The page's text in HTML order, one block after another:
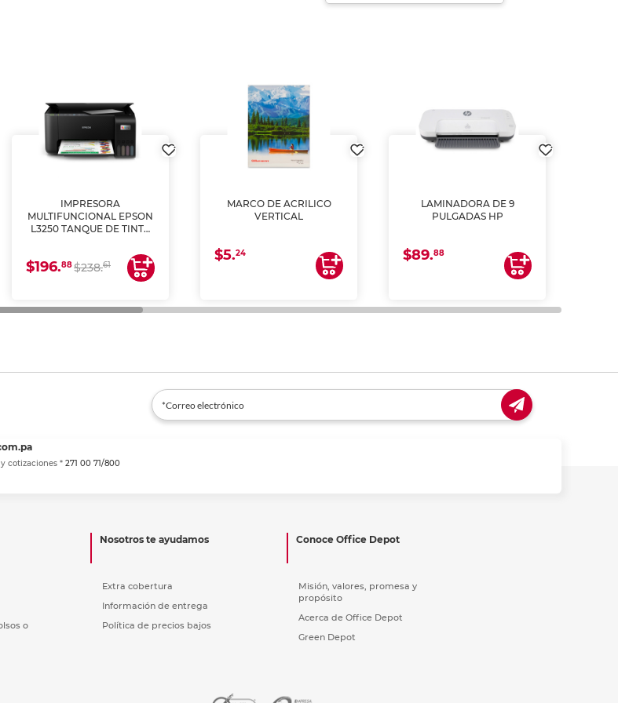
IMPRESORA
MULTIFUNCIONAL EPSON
L3250 TANQUE DE TINTA
$196.88$238.61
MARCO DE ACRILICO
VERTICAL
$5.24
LAMINADORA DE 9
PULGADAS HP
$89.88
cotizaciones * 271 00 71/800
o
Nosotros te ayudamos
Extra cobertura
Información de entrega
Política de precios bajos
Conoce Office Depot
Misión, valores, promesa y
propósito
Acerca de Office Depot
Green Depot